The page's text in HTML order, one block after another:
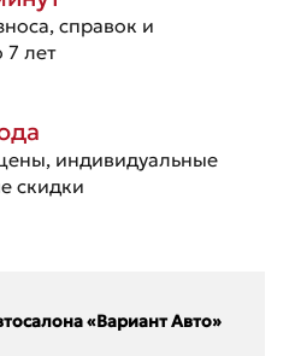
справок и
7 лет
индивидуальные
скидки
«Вариант Авто»